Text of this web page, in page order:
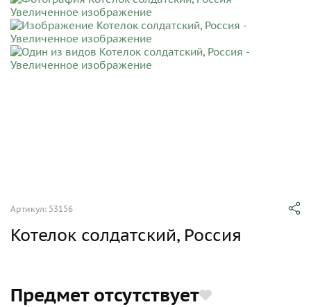
Артикул: 53156
Котелок солдатский, Россия
Предмет отсутствует